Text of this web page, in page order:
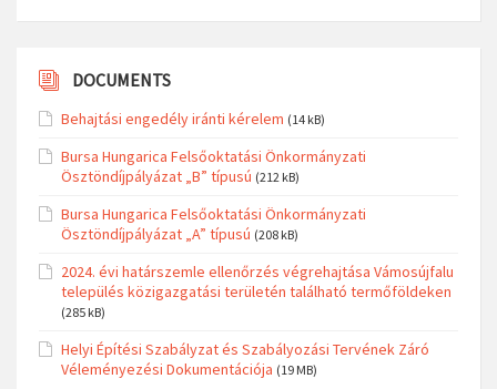
DOCUMENTS
Behajtási engedély iránti kérelem (14 kB)
Bursa Hungarica Felsőoktatási Önkormányzati
Ösztöndíjpályázat „B” típusú (212 kB)
Bursa Hungarica Felsőoktatási Önkormányzati
Ösztöndíjpályázat „A” típusú (208 kB)
2024. évi határszemle ellenőrzés végrehajtása Vámosújfalu
település közigazgatási területén található termőföldeken
(285 kB)
Helyi Építési Szabályzat és Szabályozási Tervének Záró
Véleményezési Dokumentációja (19 MB)